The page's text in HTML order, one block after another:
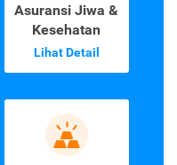
Asuransi Jiwa &
Kesehatan
Lihat Detail